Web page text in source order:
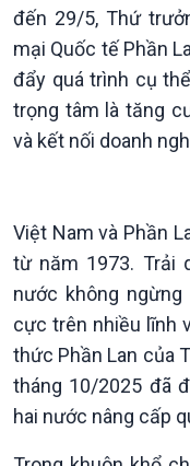
Giới thiệu
đến 29/5, Thứ
mại Quốc tế Phần
đẩy quá trình cụ
trọng tâm là tăng
và kết nối doanh
Việt Nam và Phần
từ năm 1973. Trải
nước không
cực trên nhiều lĩnh
thức Phần Lan của
tháng 10/2025 đã
hai nước nâng cấp